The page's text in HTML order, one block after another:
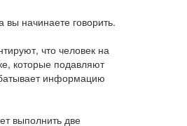
начинаете говорить.
что человек на
которые подавляют
информацию
выполнить две